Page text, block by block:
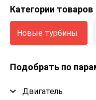
Категории товаров
Новые турбины
Подобрать по
Двигатель